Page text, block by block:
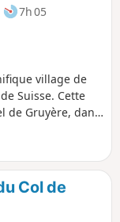
7h 05
village de
Suisse. Cette
de Gruyère, dans
les premières
non
lors de
le
Col de